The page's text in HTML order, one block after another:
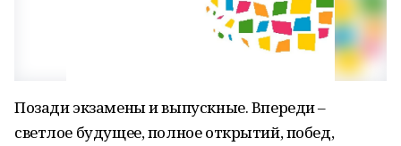
Позади экзамены и выпускные. Впереди –
светлое будущее, полное открытий, побед,